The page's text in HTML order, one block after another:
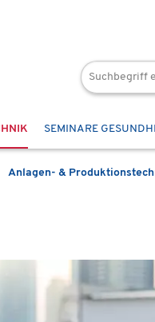
SEMINARE
Anlagen- &